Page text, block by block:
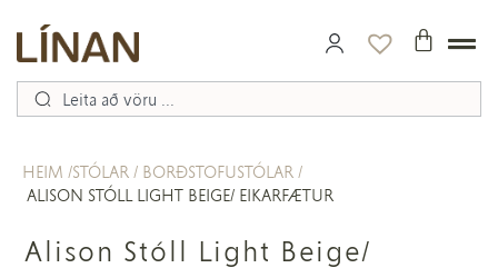
HEIM STÓLAR
BORÐSTOFUSTÓLAR
ALISON STÓLL LIGHT BEIGE/ EIKARFÆTUR
Alison Stóll Light Beige/